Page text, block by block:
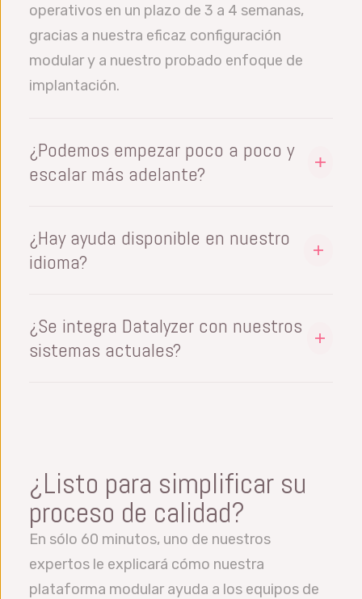
operativos en un plazo de 3 a 4 semanas,
gracias a nuestra eficaz configuración
modular y a nuestro probado enfoque de
implantación.
¿Podemos empezar poco a poco y
escalar más adelante?
(concurrentes) para que puedas ir añadiendo
licencias a medida que lo necesites. Puedes
y cada usuario solo verá sus propios datos.
La autorización limita el acceso de cada
¿Hay ayuda disponible en nuestro
idioma?
chino tradicional, portugués (Portugal y
Brasil), neerlandés, finés, danés, húngaro y
en todo el mundo y también podemos
ofrecer asistencia en la mayoría de los
idiomas.
¿Se integra Datalyzer con nuestros
sistemas actuales?
Python Service Manager. Podemos manejar
importaciones y exportaciones desde y hacia
Excel, archivos y bases de datos. También
nos integramos con OEE, ERP, LIMS, MES,
etc.
¿Listo para simplificar su
proceso de calidad?
En sólo 60 minutos, uno de nuestros
expertos le explicará cómo nuestra
plataforma modular ayuda a los equipos de